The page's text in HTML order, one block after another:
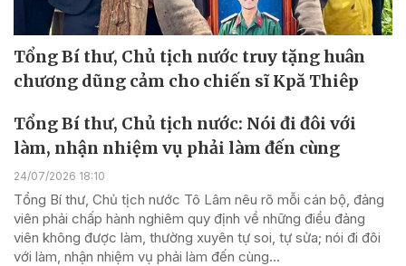
Tổng Bí thư, Chủ tịch nước truy tặng huân
chương dũng cảm cho chiến sĩ Kpă Thiêp
Tổng Bí thư, Chủ tịch nước: Nói đi đôi với
làm, nhận nhiệm vụ phải làm đến cùng
24/07/2026 18:10
Tổng Bí thư, Chủ tịch nước Tô Lâm nêu rõ mỗi cán bộ, đảng
viên phải chấp hành nghiêm quy định về những điều đảng
viên không được làm, thường xuyên tự soi, tự sửa; nói đi đôi
với làm, nhận nhiệm vụ phải làm đến cùng...